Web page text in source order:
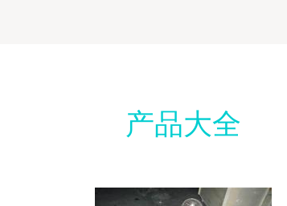
产品大全